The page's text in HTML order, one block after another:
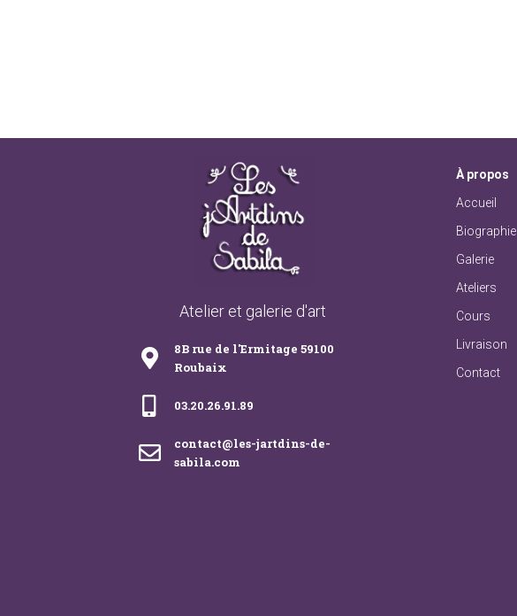
Atelier et galerie d'art
8B rue de l'Ermitage 59100
Roubaix
03.20.26.91.89
contact@les-jartdins-de-
sabila.com
À propos
Accueil
Biographie
Galerie
Ateliers
Cours
Livraison
Contact